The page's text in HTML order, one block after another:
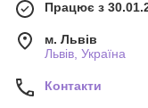
Працює з
м. Львів
Львів, Україна
Контакти